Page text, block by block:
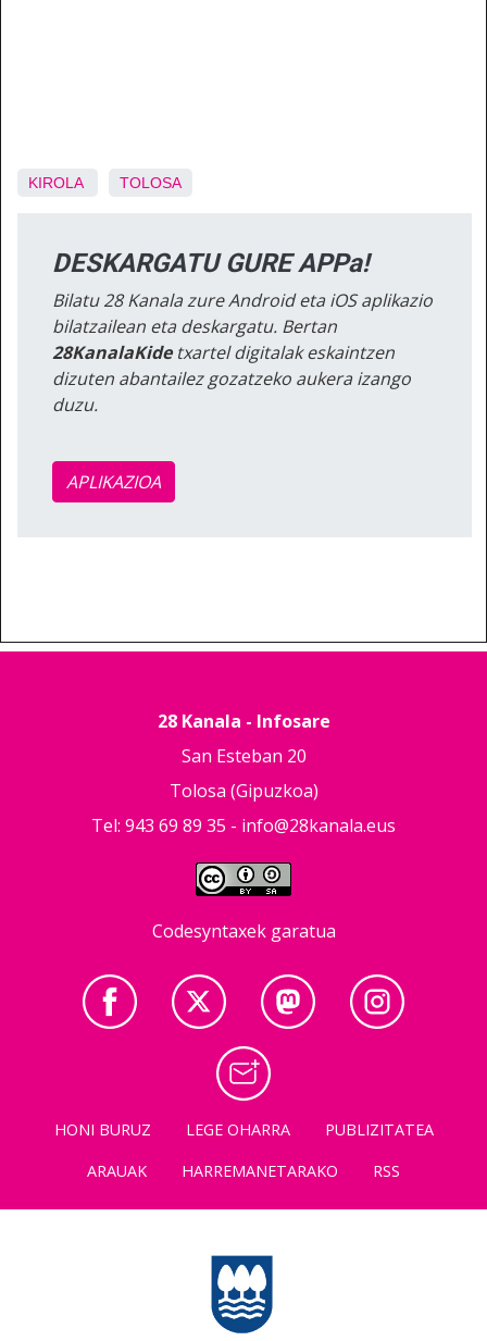
KIROLA TOLOSA
DESKARGATU GURE APPa!
Bilatu 28 Kanala zure Android eta iOS aplikazio
bilatzailean eta deskargatu. Bertan
28KanalaKidetxartel digitalak eskaintzen
dizuten abantailez gozatzeko aukera izango
duzu.
APLIKAZIOA
28 Kanala - Infosare
San Esteban 20
Tolosa (Gipuzkoa)
Tel: 943 69 89 35 - info@28kanala.eus
Codesyntaxek garatua
HONI BURUZ LEGE OHARRA
PUBLIZITATEA
ARAUAK
HARREMANETARAKO RSS